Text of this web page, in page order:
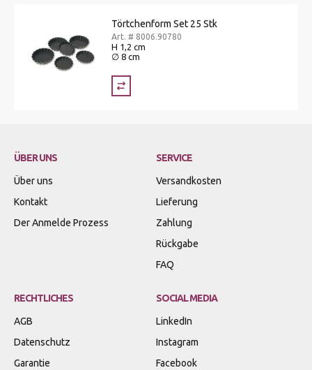
Törtchenform Set 25 Stk
Art. # 8006.90780
H 1,2 cm
∅ 8 cm
ÜBER UNS
Über uns
Kontakt
Der Anmelde Prozess
SERVICE
Versandkosten
Lieferung
Zahlung
Rückgabe
FAQ
RECHTLICHES
AGB
Datenschutz
Garantie
SOCIAL MEDIA
LinkedIn
Instagram
Facebook